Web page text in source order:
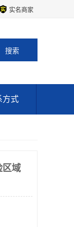
实名商家
方式
区域